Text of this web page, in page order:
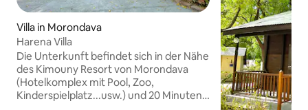
Villa in Morondava
Harena Villa
Die Unterkunft befindet sich in der Nähe
des Kimouny Resort von Morondava
(Hotelkomplex mit Pool, Zoo,
Kinderspielplatz...usw.) und 20 Minuten